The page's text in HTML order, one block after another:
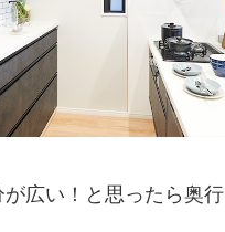
広い！と思ったら奥